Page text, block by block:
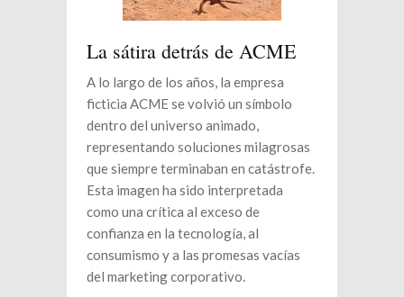
La sátira detrás de ACME
A lo largo de los años, la empresa
ficticia ACME se volvió un símbolo
dentro del universo animado,
representando soluciones milagrosas
que siempre terminaban en catástrofe.
Esta imagen ha sido interpretada
como una crítica al exceso de
confianza en la tecnología, al
consumismo y a las promesas vacías
del marketing corporativo.